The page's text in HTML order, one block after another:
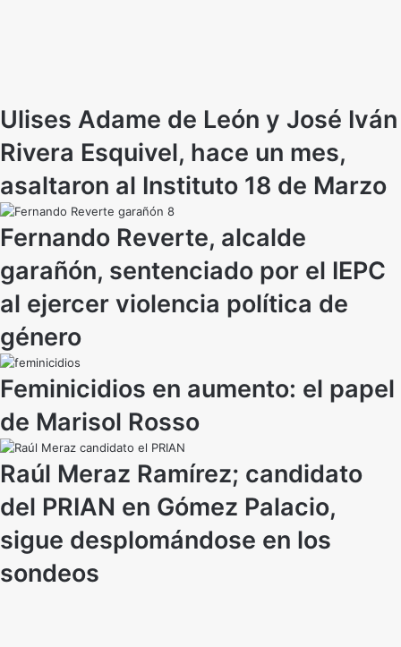
Ulises Adame de León y José Iván
Rivera Esquivel, hace un mes,
asaltaron al Instituto 18 de Marzo
Fernando Reverte, alcalde
garañón, sentenciado por el IEPC
al ejercer violencia política de
género
Feminicidios en aumento: el papel
de Marisol Rosso
Raúl Meraz Ramírez; candidato
del PRIAN en Gómez Palacio,
sigue desplomándose en los
sondeos